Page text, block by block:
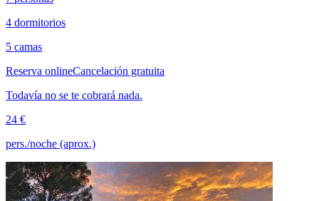
4 dormitorios
5 camas
Reserva onlineCancelación gratuita
Todavía no se te cobrará nada.
24 €
pers./noche (aprox.)